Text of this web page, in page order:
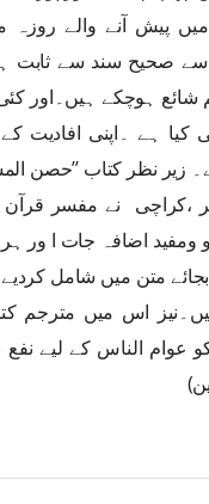
پیش آنے والے روزہ
سے صحیح سند سے
شائع ہوچکے ہیں۔اور
ہے ۔اپنی افادیت کے
نظر کتاب ’’حصن
،کراچی نے مفسر
ومفید اضافہ جات ا ور
متن میں شامل کردیے
اس میں مترجم
الناس کے لیے نفع